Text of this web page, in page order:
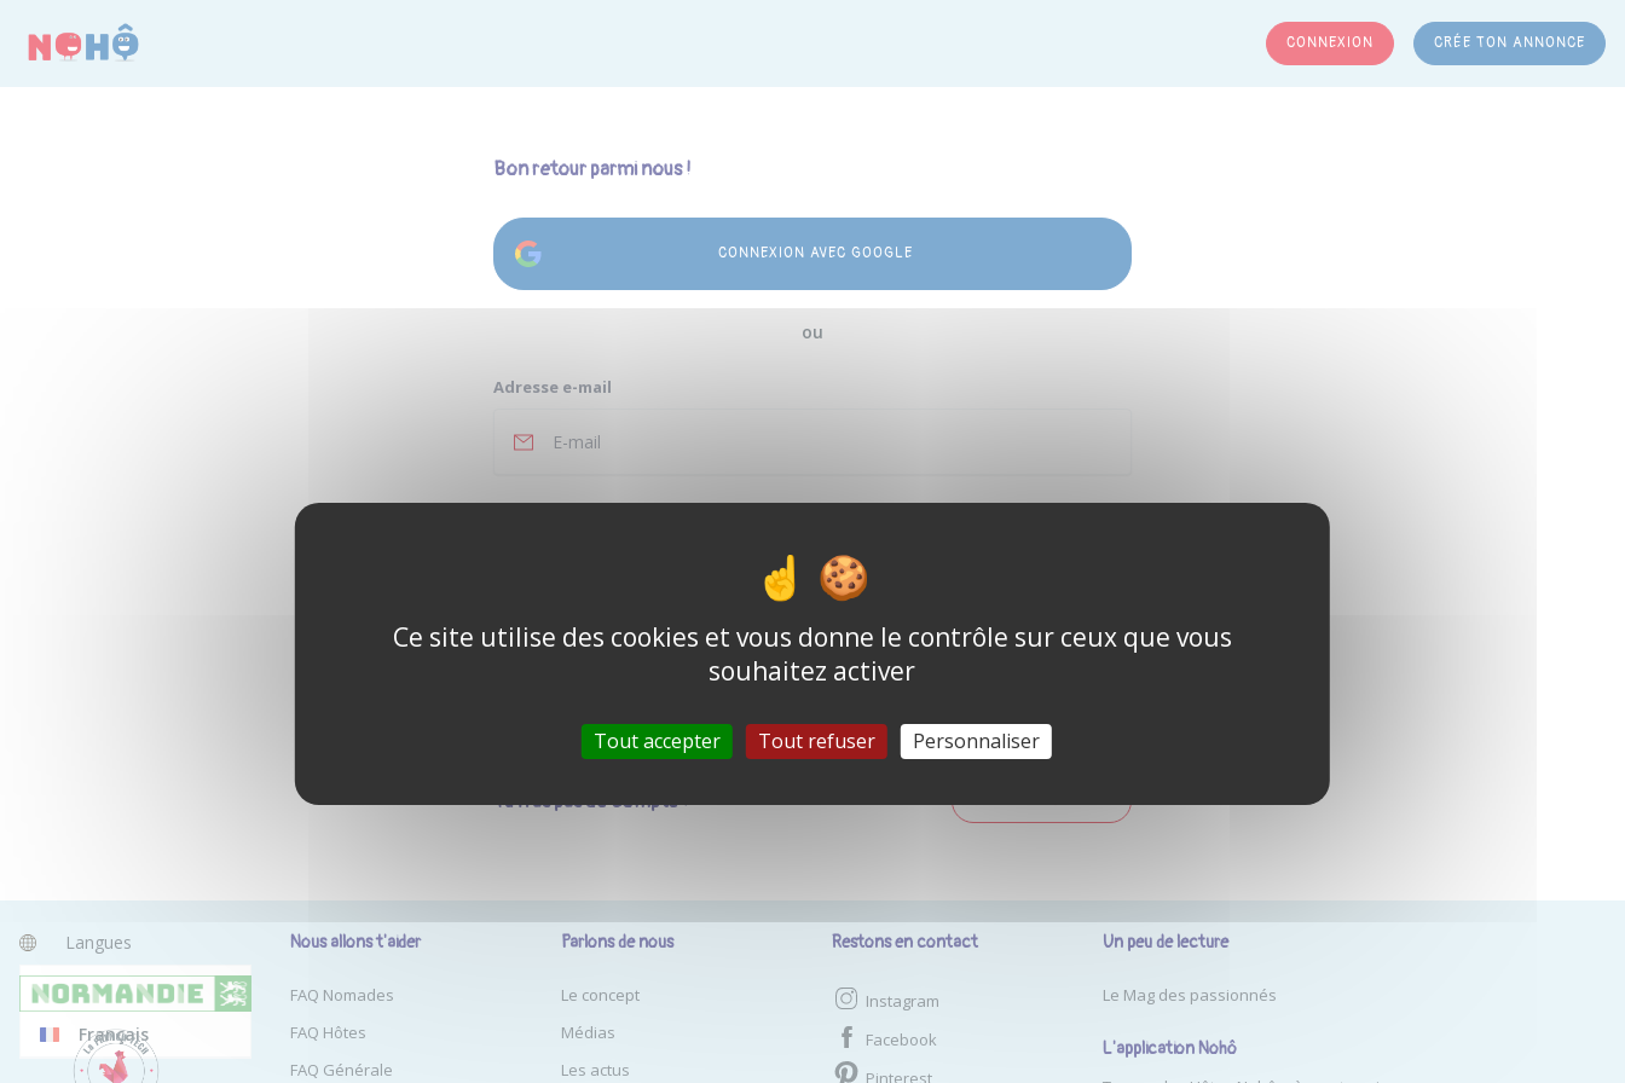
CONNEXION CRÉE TON ANNONCE
Bon retour parmi nous !
CONNEXION AVEC GOOGLE
ou
Adresse e-mail
CONNEXION
Tu n'as pas de compte ? CRÉER UN COMPTE
Langues
Anglais
Français
Nous allons t'aider
FAQ Nomades
FAQ Hôtes
FAQ Générale
Parlons de nous
Le concept
Médias
Les actus
Restons en contact
Instagram
Facebook
Pinterest
Un peu de lecture
Le Mag des passionnés
L'application Nohô
Ce site utilise des cookies et vous donne le contrôle sur ceux que vous
souhaitez activer
Tout accepter Tout refuser Personnaliser